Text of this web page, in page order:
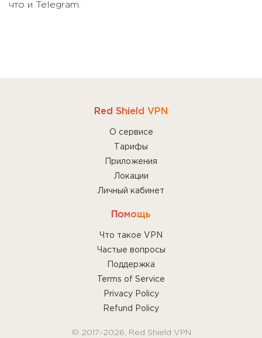
что и Telegram.
Red Shield VPN
О сервисе
Тарифы
Приложения
Локации
Личный кабинет
Помощь
Что такое VPN
Частые вопросы
Поддержка
Terms of Service
Privacy Policy
Refund Policy
© 2017-2026, Red Shield VPN